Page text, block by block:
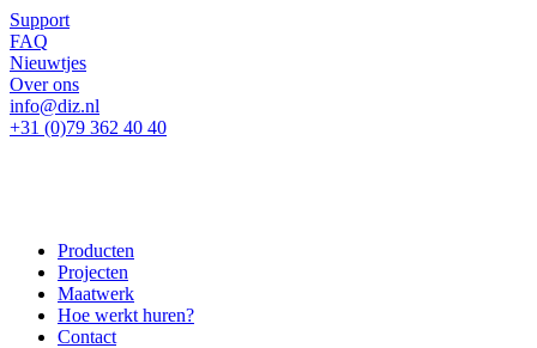
Support
FAQ
Nieuwtjes
Over ons
info@diz.nl
+31 (0)79 362 40 40
Producten
Projecten
Maatwerk
Hoe werkt huren?
Contact